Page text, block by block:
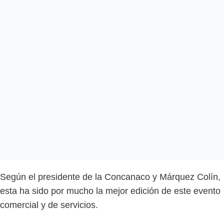
Según el presidente de la Concanaco y Márquez Colín,
esta ha sido por mucho la mejor edición de este evento
comercial y de servicios.